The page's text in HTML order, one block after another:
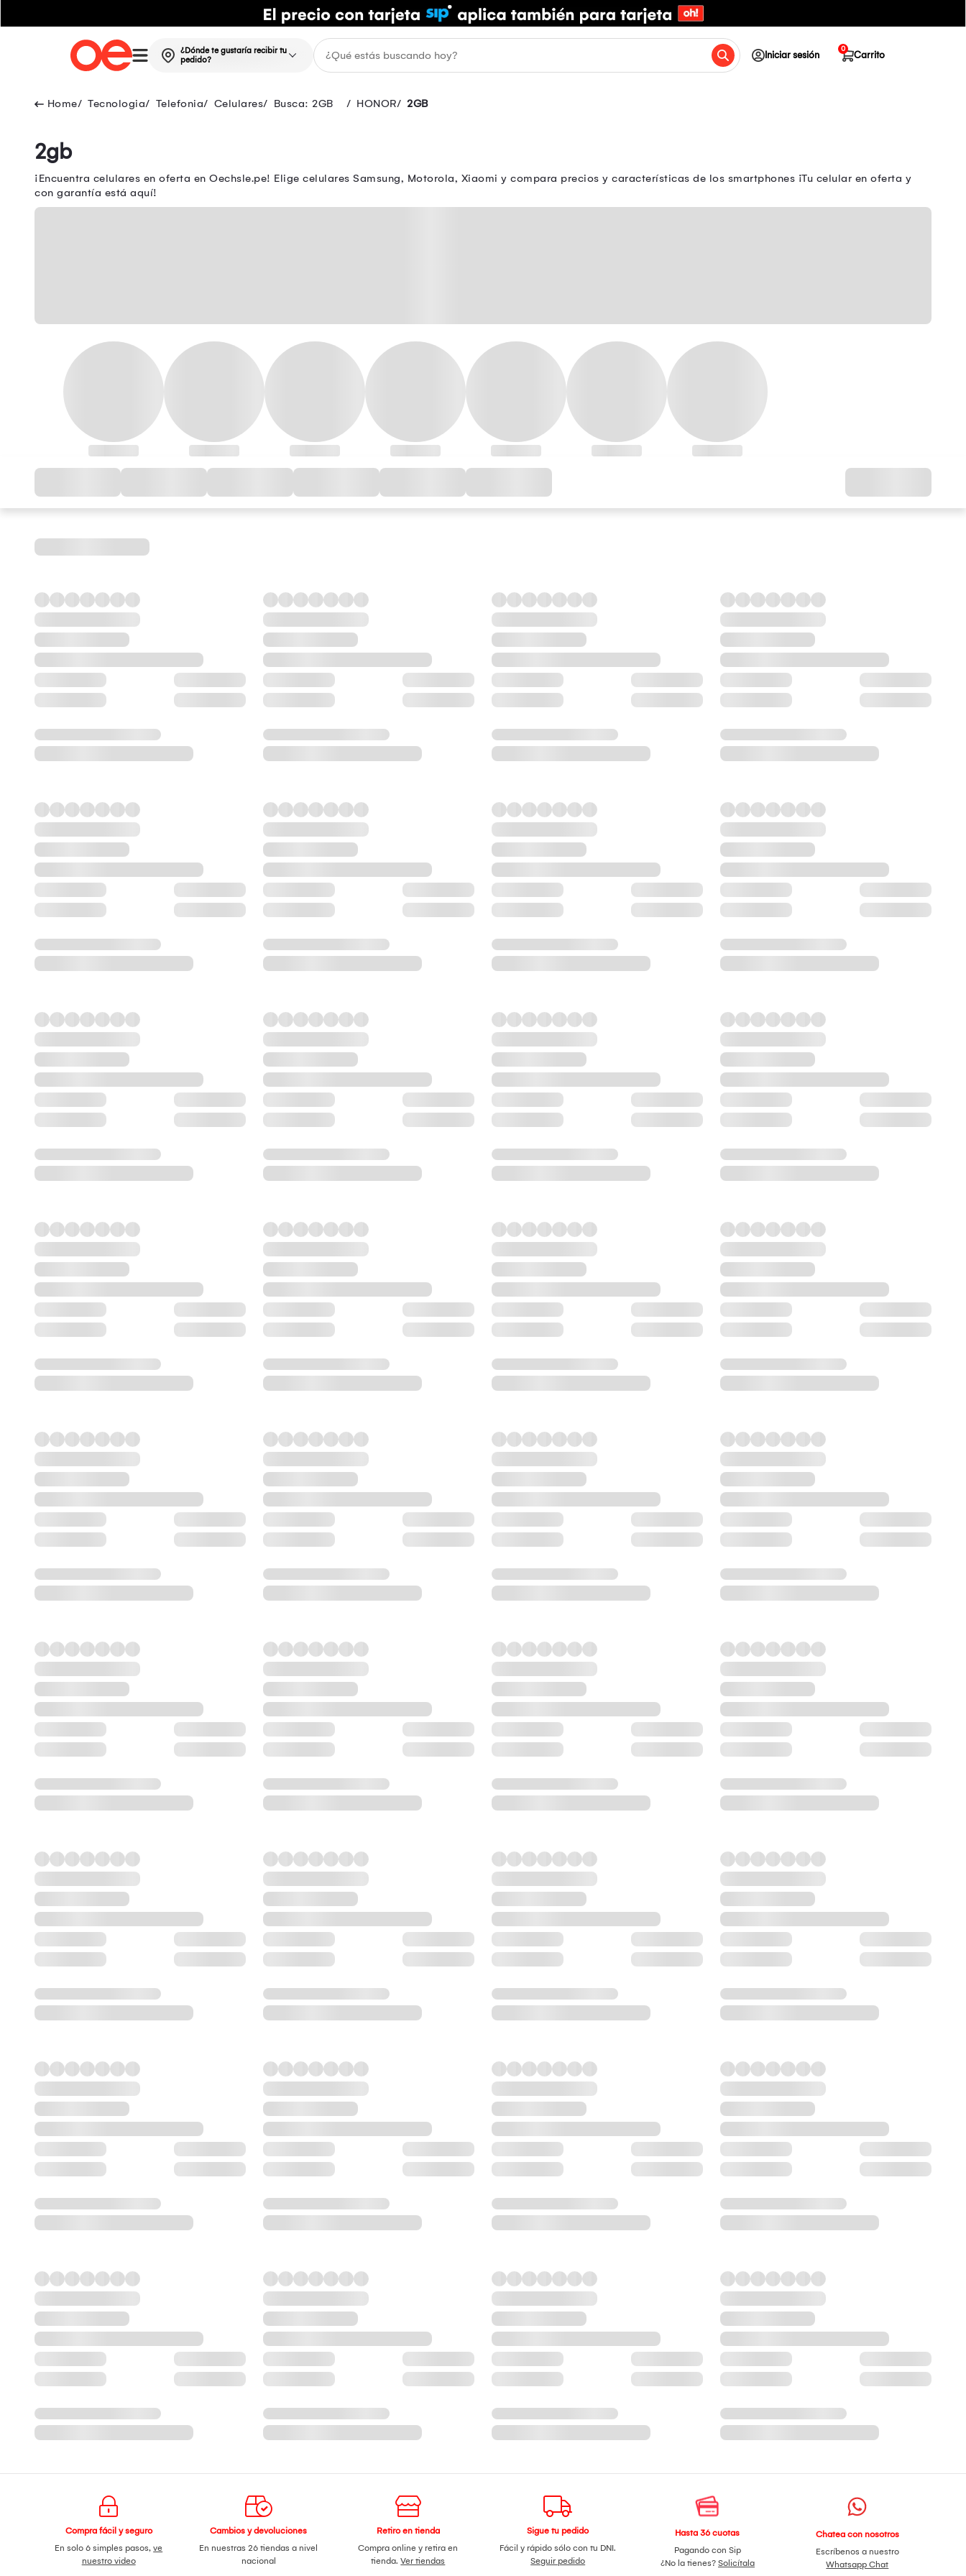
¿Dónde te gustaría recibir tu
pedido?
Iniciar sesión Carrito
0
Tecnologia Telefonia Celulares Busca: 2GB HONOR 2GB
2gb
¡Encuentra celulares en oferta en Oechsle.pe! Elige celulares Samsung, Motorola, Xiaomi y compara precios y características de los smartphones ¡Tu celular en oferta y
con garantía está aquí!
Compra fácil y seguro
En solo 6 simples pasos,ve
nuestro video
Cambios y devoluciones
En nuestras 26 tiendas a nivel
nacional
Retiro en tienda
Compra online y retira en
tienda.Ver tiendas
Sigue tu pedido
Fácil y rápido sólo con tu DNI.
Seguir pedido
Hasta 36 cuotas
Pagando con Sip
¿No la tienes? Solicítala
Chatea con nosotros
Escríbenos a nuestro
Whatsapp Chat